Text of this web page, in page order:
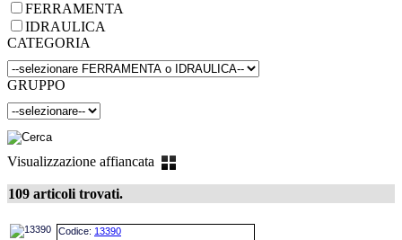
FERRAMENTA
IDRAULICA
CATEGORIA
GRUPPO
Visualizzazione affiancata
109 articoli trovati.
13390